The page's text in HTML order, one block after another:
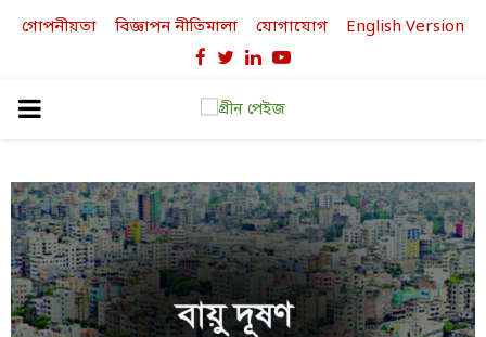
গোপনীয়তা বিজ্ঞাপন নীতিমালা যোগাযোগ English Version
Facebook
TwitterLinkedinYoutube
PRIMARY